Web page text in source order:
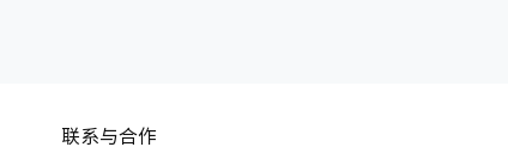
联系与合作